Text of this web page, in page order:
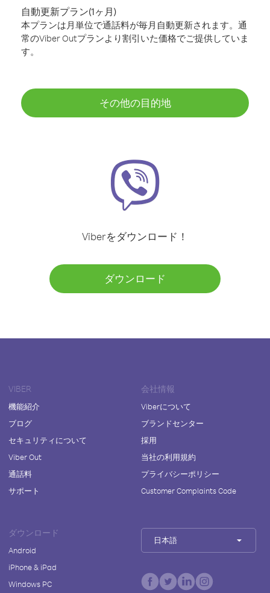
自動更新プラン(1ヶ月)
本プランは月単位で通話料が毎月自動更新されます。通
常のViber Outプランより割引いた価格でご提供していま
す。
その他の目的地
Viberをダウンロード！
ダウンロード
VIBER
機能紹介
ブログ
セキュリティについて
Viber Out
通話料
サポート
会社情報
Viberについて
ブランドセンター
採用
当社の利用規約
プライバシーポリシー
Customer Complaints Code
ダウンロード
Android
iPhone & iPad
Windows PC
日本語